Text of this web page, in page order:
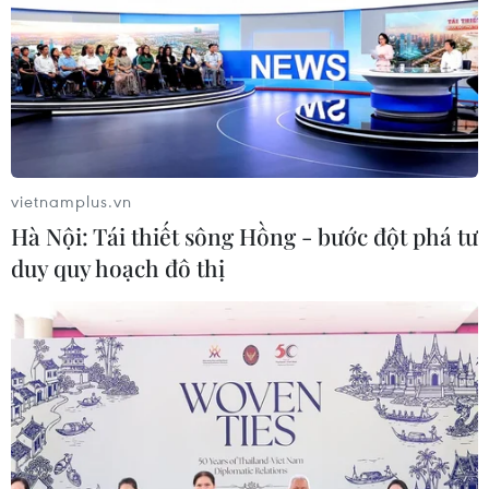
thao Điện tử Giải trí Việt Nam, “game thủ” cũng
là một nghề. Nhưng nghề này rất kén người,
không phải ai “chơi game” cũng trở thành vận
động viên thể thao điện tử, điều đó còn phụ
thuộc vào nhiều yếu tố như phẩm chất, tư duy
nhạy bén, sức khỏe tốt, thao tác nhanh nhẹn.
Trải qua quá trình đào tạo chuyên nghiệp, các
vận động viên mới có thể thi đấu, được công
nhận ở các đẳng cấp khác nhau.
vietnamplus.vn
Hà Nội: Tái thiết sông Hồng - bước đột phá tư
duy quy hoạch đô thị